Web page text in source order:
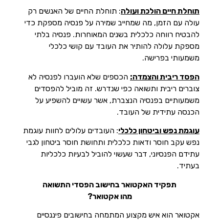
תוחלת חיים הולכת ועולה: תוחלת החיים של האנשים רק
עולה עם הזמן, מה שמחייב שמירה על פנסיה מספקת כדי
להבטיח רווחה כלכלית בשנים המאוחרות. פנסיה בלתי
מספקת עלולה להותיר את העובד עם קושי כלכלי
משמעותי בפרישה.
הפסד ריבית והצמדה: הכספים שלא הועברו לפנסיה לא
צוברים ריבית ותשואה כפי שנדרש. זה מוביל להפסדים
משמעותיים בפנסיה הנצברת, אשר עשויים להשפיע על
הכנסה עתידית של העובד.
עוגמת נפש וביטחון כלכלי: העובדים עלולים לחוות עוגמת
נפש עקב חוסר ודאות כלכלית ותחושת חוסר ביטחון לגבי
עתידם הפנסיוני, דבר שעשוי להוביל לבעיות כלכליות
בעתיד.
תפקיד האקטואר בחישוב הפסדי התשואה
מהו אקטואר?
אקטואר הוא איש מקצוע המתמחה בחישובים פיננסיים